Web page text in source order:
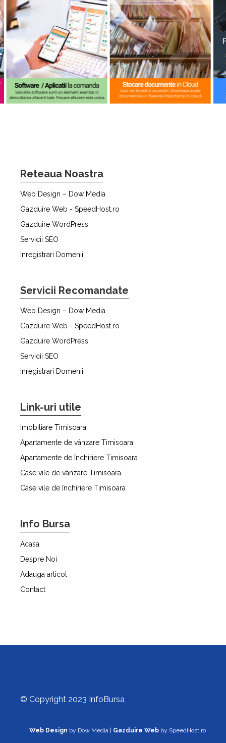
Reteaua Noastra
Web Design – Dow Media
Gazduire Web - SpeedHost.ro
Gazduire WordPress
Servicii SEO
Inregistrari Domenii
Servicii Recomandate
Web Design – Dow Media
Gazduire Web - SpeedHost.ro
Gazduire WordPress
Servicii SEO
Inregistrari Domenii
Link-uri utile
Imobiliare Timisoara
Apartamente de vânzare Timisoara
Apartamente de închiriere Timisoara
Case vile de vânzare Timisoara
Case vile de închiriere Timisoara
Info Bursa
Acasa
Despre Noi
Adauga articol
Contact
© Copyright 2023 InfoBursa
Web Design by Dow Media | Gazduire Web by SpeedHost.ro